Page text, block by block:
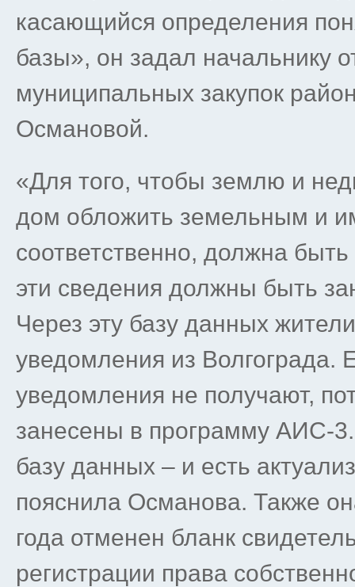
касающийся определения
базы», он задал начальнику
муниципальных закупок
Османовой.
«Для того, чтобы землю и
дом обложить земельным и
соответственно, должна
эти сведения должны быть
Через эту базу данных
уведомления из Волгограда.
уведомления не получают,
занесены в программу АИС-
базу данных – и есть
пояснила Османова. Также
года отменен бланк
регистрации права